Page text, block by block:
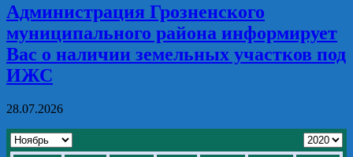
Администрация Грозненского
муниципального района информирует
Вас о наличии земельных участков под
ИЖС
28.07.2026